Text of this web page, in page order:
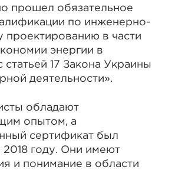
прошел обязательное
по инженерно-
проектированию в части
энергии в
статьей 17 Закона Украины
деятельности».
обладают
опытом, а
сертификат был
году. Они имеют
и понимание в области